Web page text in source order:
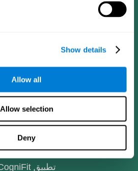
Show details
Allow all
Allow selection
Deny
تطبيق CogniFit